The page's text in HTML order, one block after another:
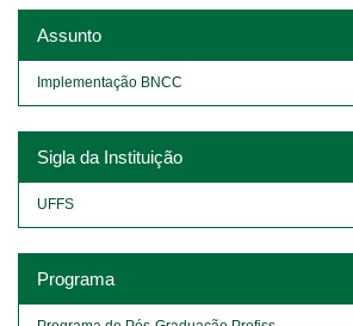
Assunto
Implementação BNCC
Sigla da Instituição
UFFS
Programa